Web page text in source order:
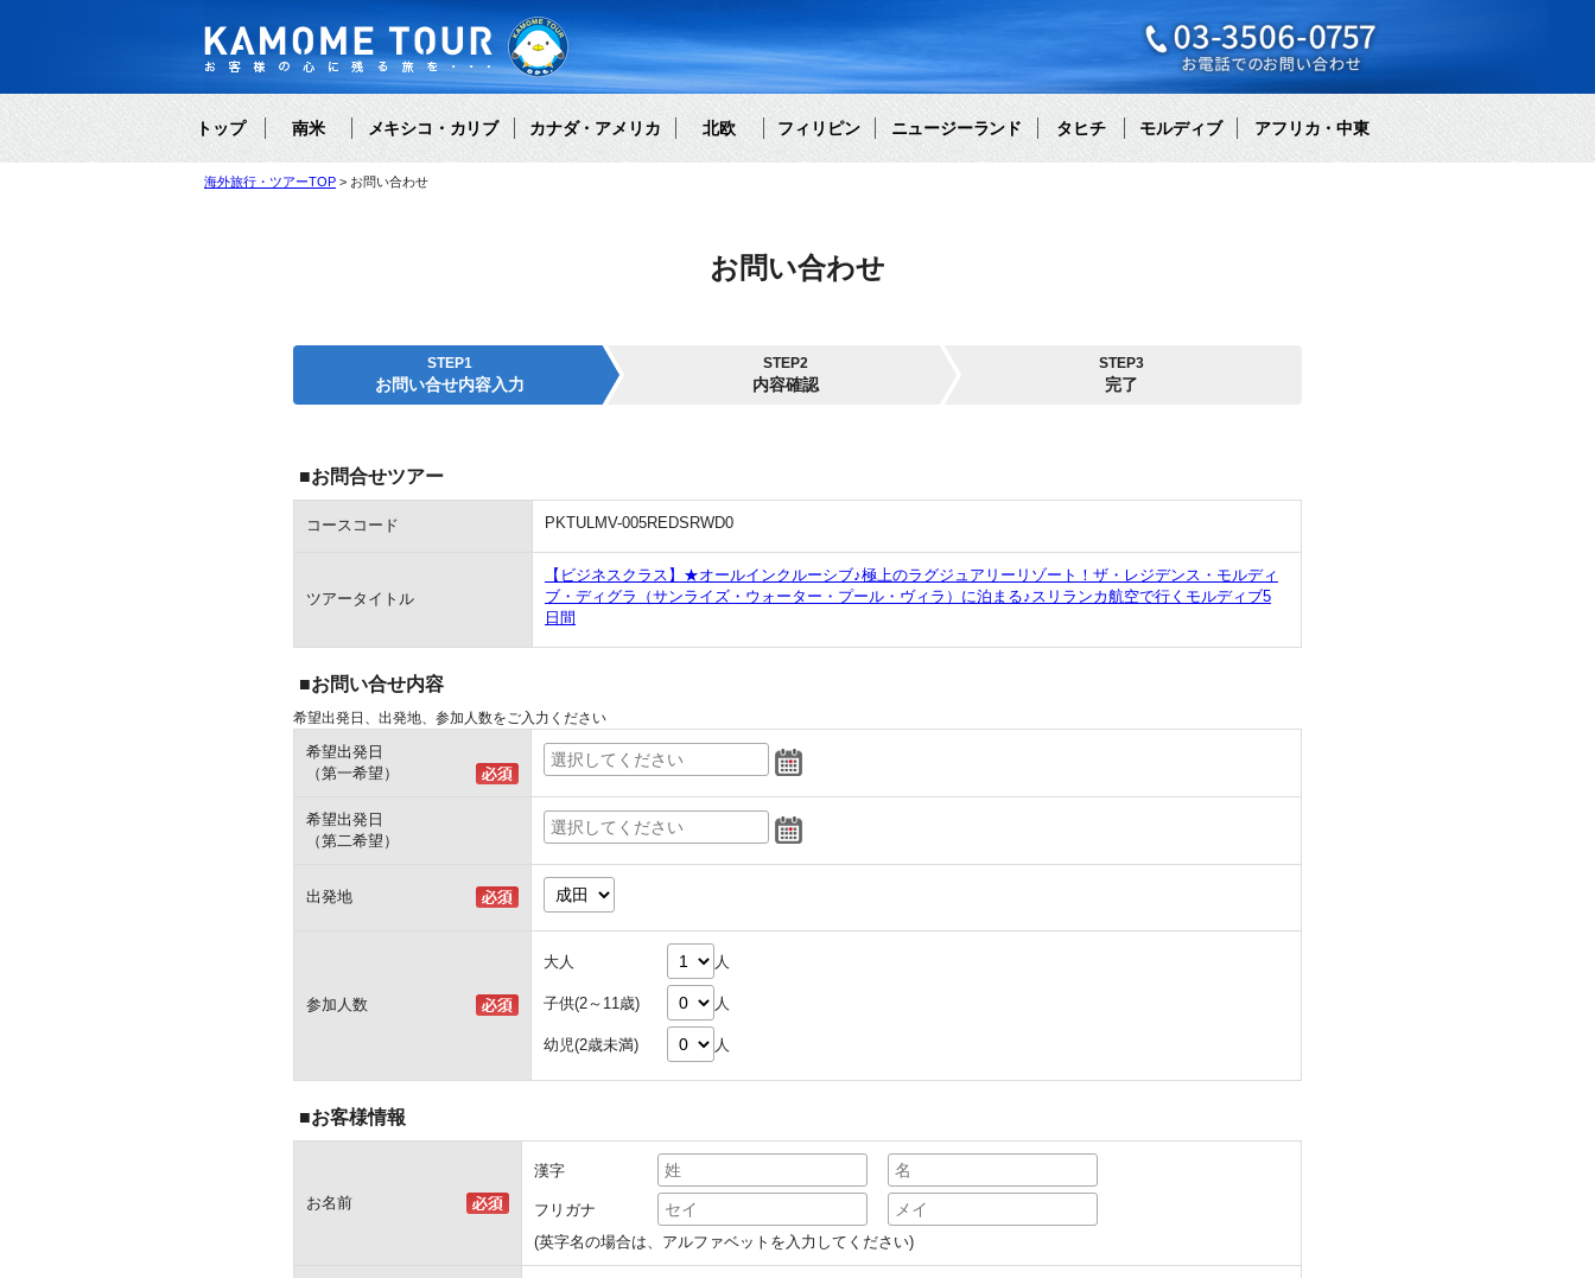
トップ 南米 メキシコ・カリブ カナダ・アメリカ 北欧 フィリピン ニュージーランド タヒチ モルディブ アフリカ・中東
海外旅行・ツアーTOP お問い合わせ
お問い合わせ
STEP1
お問い合せ内容入力
STEP2
内容確認
STEP3
完了
■お問合せツアー
コースコード PKTULMV-005REDSRWD0
ツアータイトル
【ビジネスクラス】★オールインクルーシブ♪極上のラグジュアリーリゾート！ザ・レジデンス・モルディ
ブ・ディグラ（サンライズ・ウォーター・プール・ヴィラ）に泊まる♪スリランカ航空で行くモルディブ5
日間
■お問い合せ内容
希望出発日、出発地、参加人数をご入力ください
希望出発日
（第一希望）
希望出発日
（第二希望）
出発地
参加人数
大人 人
子供(2～11歳) 人
幼児(2歳未満) 人
■お客様情報
お名前
漢字
フリガナ
(英字名の場合は、アルファベットを入力してください)